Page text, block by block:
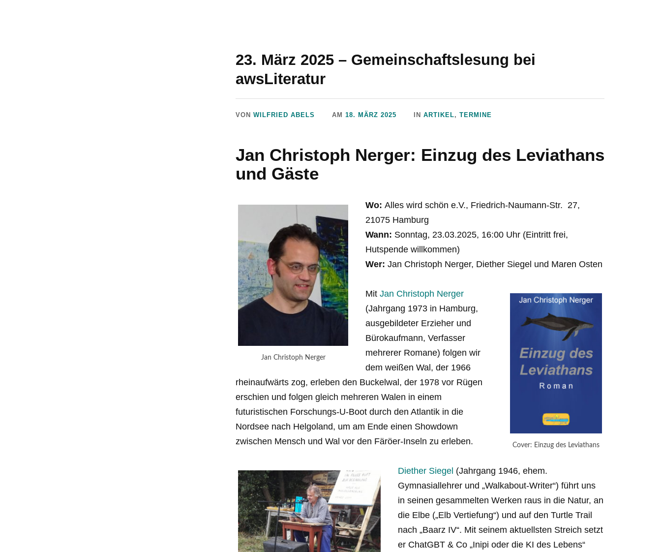
23. März 2025 – Gemeinschaftslesung bei
awsLiteratur
VONWILFRIED ABELS AM18. MÄRZ 2025 INARTIKEL,TERMINE
Jan Christoph Nerger: Einzug des Leviathans
und Gäste
Jan Christoph Nerger
Wo: Alles wird schön e.V., Friedrich-Naumann-Str. 27,
21075 Hamburg
Wann: Sonntag, 23.03.2025, 16:00 Uhr (Eintritt frei,
Hutspende willkommen)
Wer: Jan Christoph Nerger, Diether Siegel und Maren Osten
Cover: Einzug des Leviathans
MitJan Christoph Nerger
(Jahrgang 1973 in Hamburg,
ausgebildeter Erzieher und
Bürokaufmann, Verfasser
mehrerer Romane) folgen wir
dem weißen Wal, der 1966
rheinaufwärts zog, erleben den Buckelwal, der 1978 vor Rügen
erschien und folgen gleich mehreren Walen in einem
futuristischen Forschungs-U-Boot durch den Atlantik in die
Nordsee nach Helgoland, um am Ende einen Showdown
zwischen Mensch und Wal vor den Färöer-Inseln zu erleben.
Diether Siegel (Jahrgang 1946, ehem.
Gymnasiallehrer und „Walkabout-Writer“) führt uns
in seinen gesammelten Werken raus in die Natur, an
die Elbe („Elb Vertiefung“) und auf den Turtle Trail
nach „Baarz IV“. Mit seinem aktuellsten Streich setzt
er ChatGBT & Co „Inipi oder die KI des Lebens“